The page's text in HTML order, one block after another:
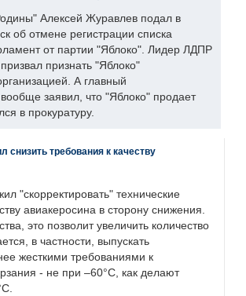
Алексей Журавлев подал в
об отмене регистрации списка
от партии "Яблоко". Лидер ЛДПР
признать "Яблоко"
А главный
заявил, что "Яблоко" продает
в прокуратуру.
снизить требования к качеству
"скорректировать" технические
авиакеросина в сторону снижения.
это позволит увеличить количество
в частности, выпускать
жесткими требованиями к
- не при –60°C, как делают